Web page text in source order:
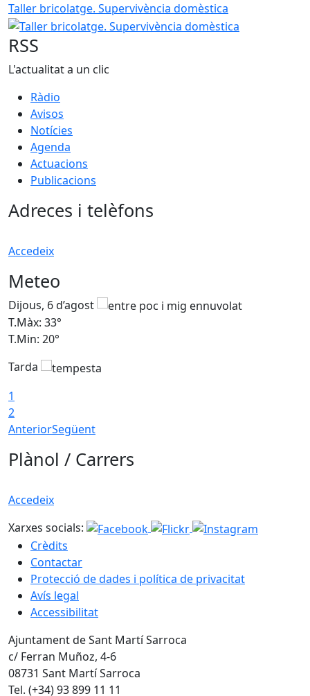
Taller bricolatge. Supervivència domèstica
RSS
L'actualitat a un clic
Ràdio
Avisos
Notícies
Agenda
Actuacions
Publicacions
Adreces i telèfons
Accedeix
Meteo
Dijous, 6 d’agost
T.Màx: 33°
T.Min: 20°
Tarda
1
2
AnteriorSegüent
Plànol / Carrers
Accedeix
Xarxes socials:
Crèdits
Contactar
Protecció de dades i política de privacitat
Avís legal
Accessibilitat
Ajuntament de Sant Martí Sarroca
c/ Ferran Muñoz, 4-6
08731 Sant Martí Sarroca
Tel. (+34) 93 899 11 11